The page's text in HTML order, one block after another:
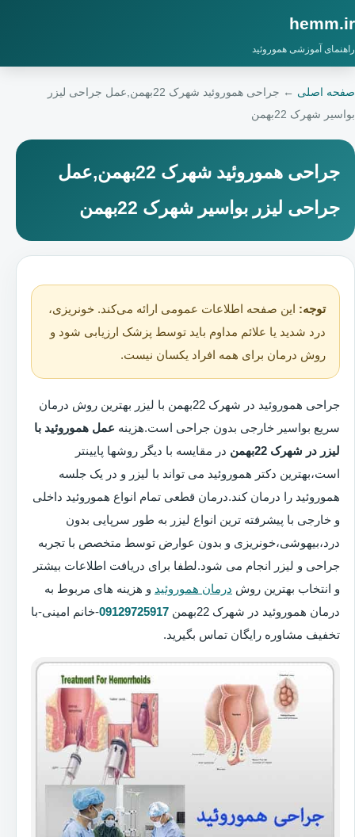
hemm.ir
راهنمای آموزشی هموروئید
صفحه اصلی ←
جراحی هموروئید شهرک 22بهمن,عمل جراحی لیزر
بواسیر شهرک 22بهمن
جراحی هموروئید شهرک 22بهمن,عمل
جراحی لیزر بواسیر شهرک 22بهمن
توجه: این صفحه اطلاعات عمومی ارائه می‌کند. خونریزی،
درد شدید یا علائم مداوم باید توسط پزشک ارزیابی شود و
روش درمان برای همه افراد یکسان نیست.
جراحی هموروئید در شهرک 22بهمن با لیزر بهترین روش درمان
سریع بواسیر خارجی بدون جراحی است.هزینه عمل هموروئید با
لیزر در شهرک 22بهمن
در مقایسه با دیگر روشها پایینتر
است،بهترین دکتر هموروئید می تواند با لیزر و در یک جلسه
هموروئید را درمان کند.درمان قطعی تمام انواع هموروئید داخلی
و خارجی با پیشرفته ترین انواع لیزر به طور سرپایی بدون
درد،بیهوشی،خونریزی و بدون عوارض توسط متخصص با تجربه
جراحی و لیزر انجام می شود.لطفا برای دریافت اطلاعات بیشتر
و انتخاب بهترین روش درمان هموروئید و هزینه های مربوط به
درمان هموروئید در شهرک 22بهمن
09129725917-خانم امینی-با
تخفیف مشاوره رایگان تماس بگیرید.